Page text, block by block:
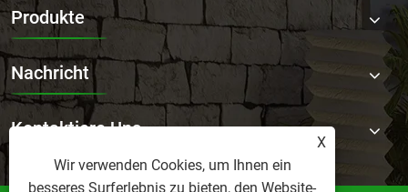
Produkte
Nachricht
Kontaktiere Uns
X
Wir verwenden Cookies, um Ihnen ein
besseres Surferlebnis zu bieten, den Website-